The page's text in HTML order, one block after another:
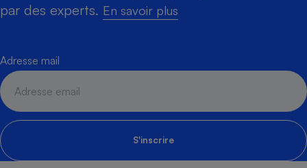
par des experts. En savoir plus
Adresse mail
S'inscrire